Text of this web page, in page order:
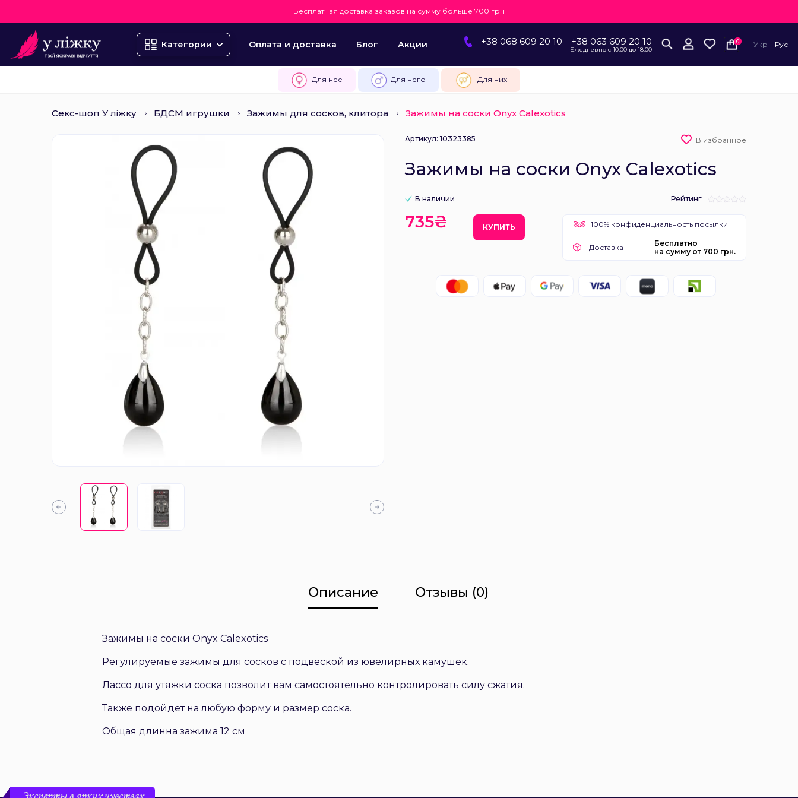
Бесплатная доставка заказов на сумму больше 700 грн
Категории Оплата и доставка Блог Акции +38 068 609 20 10 +38 063 609 20 10
Ежедневно с 10:00 до 18:00
0 Укр Рус
Для нее Для него Для них
Секс-шоп У ліжку БДСМ игрушки Зажимы для сосков, клитора Зажимы на соски Onyx Calexotics
Артикул: 10323385 В избранное
Зажимы на соски Onyx Calexotics
В наличии Рейтинг
735₴ КУПИТЬ 100% конфиденциальность посылки
Доставка
Бесплатно
на сумму от 700 грн.
Описание Отзывы (0)
Зажимы на соски Onyx Calexotics
Регулируемые зажимы для сосков с подвеской из ювелирных камушек.
Лассо для утяжки соска позволит вам самостоятельно контролировать силу сжатия.
Также подойдет на любую форму и размер соска.
Общая длинна зажима 12 см